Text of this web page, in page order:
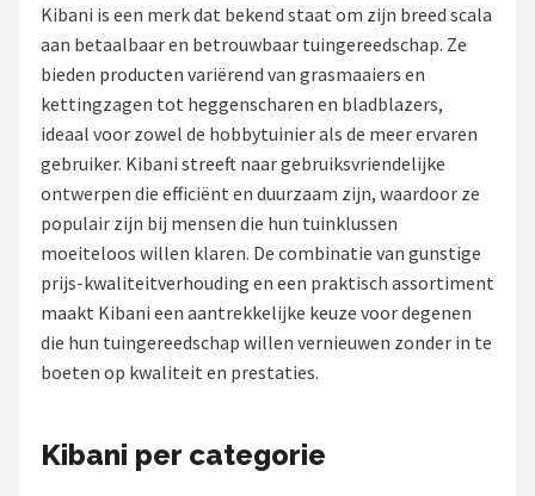
Borderplanten
Grasmaaiers
Hogedrukreinigers
Grastrimmers
Shop
POPULAIRE MERKEN
GARDENA
Kibani is een merk dat bekend staat om zijn breed scala
aan betaalbaar en betrouwbaar tuingereedschap. Ze
bieden producten variërend van grasmaaiers en
kettingzagen tot heggenscharen en bladblazers,
ideaal voor zowel de hobbytuinier als de meer ervaren
gebruiker. Kibani streeft naar gebruiksvriendelijke
ontwerpen die efficiënt en duurzaam zijn, waardoor ze
populair zijn bij mensen die hun tuinklussen
moeiteloos willen klaren. De combinatie van gunstige
prijs-kwaliteitverhouding en een praktisch assortiment
maakt Kibani een aantrekkelijke keuze voor degenen
die hun tuingereedschap willen vernieuwen zonder in te
boeten op kwaliteit en prestaties.
Kibani per categorie